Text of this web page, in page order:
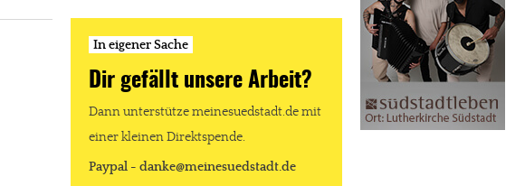
In eigener Sache
Dir gefällt unsere Arbeit?
Dann unterstütze meinesuedstadt.de mit
einer kleinen Direktspende.
Paypal - danke@meinesuedstadt.de